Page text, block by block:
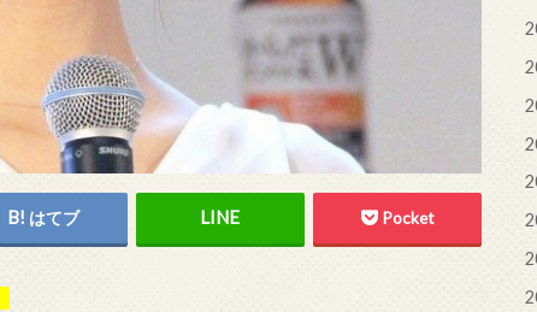
はてブ Pocket